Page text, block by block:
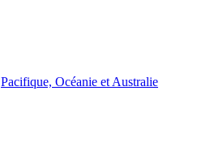
Pacifique, Océanie et Australie